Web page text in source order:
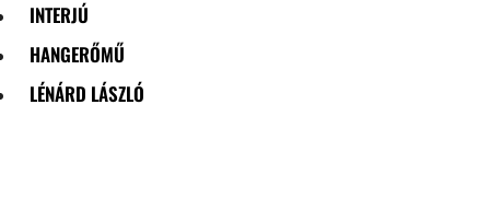
INTERJÚ
HANGERŐMŰ
LÉNÁRD LÁSZLÓ